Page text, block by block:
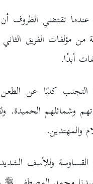
عندما تقتضي الظروف
من مؤلفات الفريق
أبدًا.
التجنب كليًا عن
وشمائلهم الحميدة.
والمهتدين.
وللأسف